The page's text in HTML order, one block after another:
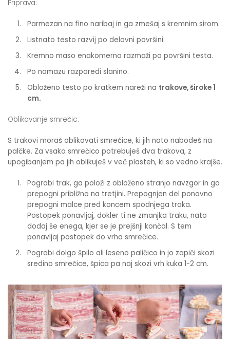
Priprava:
Parmezan na fino naribaj in ga zmešaj s kremnim sirom.
Listnato testo razvij po delovni površini.
Kremno maso enakomerno razmaži po površini testa.
Po namazu razporedi slanino.
Obloženo testo po kratkem nareži na trakove, široke 1
cm.
Oblikovanje smrečic:
S trakovi moraš oblikovati smrečice, ki jih nato nabodeš na
palčke. Za vsako smrečico potrebuješ dva trakova, z
upogibanjem pa jih oblikuješ v več plasteh, ki so vedno krajše.
Pograbi trak, ga položi z obloženo stranjo navzgor in ga
prepogni približno na tretjini. Prepognjen del ponovno
prepogni malce pred koncem spodnjega traka.
Postopek ponavljaj, dokler ti ne zmanjka traku, nato
dodaj še enega, kjer se je prejšnji končal. S tem
ponavljaj postopek do vrha smrečice.
Pograbi dolgo špilo ali leseno paličico in jo zapiči skozi
sredino smrečice, špica pa naj skozi vrh kuka 1-2 cm.